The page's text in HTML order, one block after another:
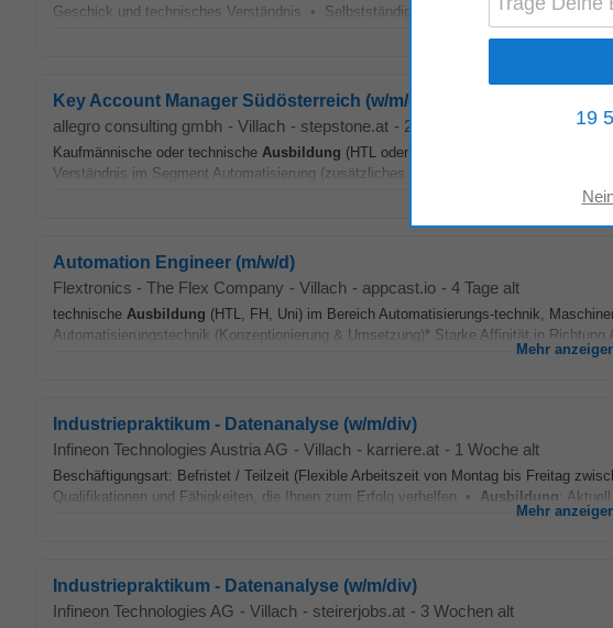
Geschick und technisches Verständnis • Selbstständige und zuverlässige
Mehr
Key Account Manager Südösterreich (w/m/d)
allegro consulting gmbh - Villach - stepstone.at - 2 Tage alt
Kaufmännische oder technische Ausbildung (HTL oder Lehre in den Bereichen
Verständnis im Segment Automatisierung (zusätzliches Maschinenbau-Know-How von
Mehr anzeigen
Automation Engineer (m/w/d)
Flextronics - The Flex Company - Villach - appcast.io - 4 Tage alt
technische Ausbildung (HTL, FH, Uni) im Bereich Automatisierungs-technik,
Automatisierungstechnik (Konzeptionierung & Umsetzung)* Starke Affinität in Richtung
Mehr
Industriepraktikum - Datenanalyse (w/m/div)
Infineon Technologies Austria AG - Villach - karriere.at - 1 Woche alt
Beschäftigungsart: Befristet / Teilzeit (Flexible Arbeitszeit von Montag bis Freitag
Qualifikationen und Fähigkeiten, die Ihnen zum Erfolg verhelfen •
Ausbildung:
Mehr
Industriepraktikum - Datenanalyse (w/m/div)
Infineon Technologies AG - Villach - steirerjobs.at - 3 Wochen alt
19